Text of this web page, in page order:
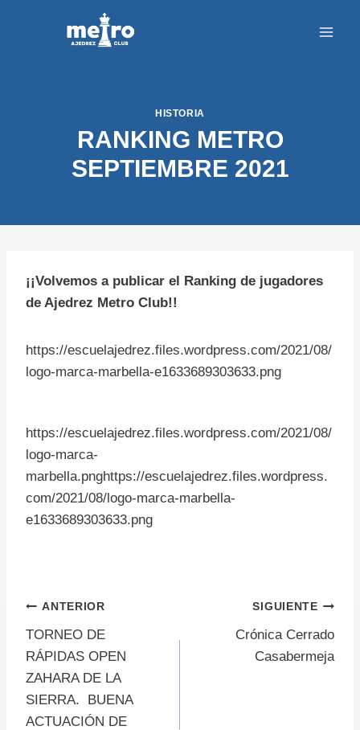
HISTORIA
RANKING METRO
SEPTIEMBRE 2021
¡¡Volvemos a publicar el Ranking de jugadores
de Ajedrez Metro Club!!
https://escuelajedrez.files.wordpress.com/2021/08/
logo-marca-marbella-e1633689303633.png
https://escuelajedrez.files.wordpress.com/2021/08/
logo-marca-
marbella.pnghttps://escuelajedrez.files.wordpress.
com/2021/08/logo-marca-marbella-
e1633689303633.png
Navegación
de
entradas
ANTERIOR
TORNEO DE
RÁPIDAS OPEN
ZAHARA DE LA
SIERRA. BUENA
ACTUACIÓN DE
SIGUIENTE
Crónica Cerrado
Casabermeja